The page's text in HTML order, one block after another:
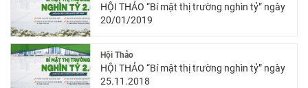
HỘI THẢO “Bí mật thị trường nghìn tỷ” ngày
20/01/2019
Hội Thảo
HỘI THẢO “Bí mật thị trường nghìn tỷ” ngày
25.11.2018